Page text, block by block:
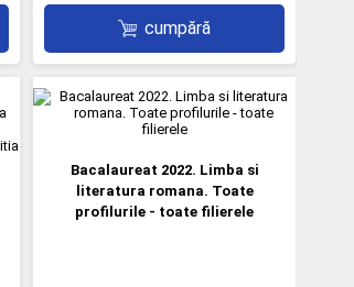
cumpără
Bacalaureat 2022. Limba si
literatura romana. Toate
profilurile - toate filierele